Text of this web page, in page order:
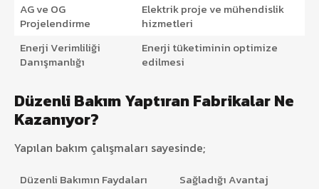
AG ve OG
Projelendirme
Elektrik proje ve mühendislik
hizmetleri
Enerji Verimliliği
Danışmanlığı
Enerji tüketiminin optimize
edilmesi
Düzenli Bakım Yaptıran Fabrikalar Ne
Kazanıyor?
Yapılan bakım çalışmaları sayesinde;
Düzenli Bakımın Faydaları
Sağladığı Avantaj